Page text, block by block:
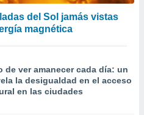
del Sol jamás vistas
magnética
de ver amanecer cada día: un
la desigualdad en el acceso
en las ciudades